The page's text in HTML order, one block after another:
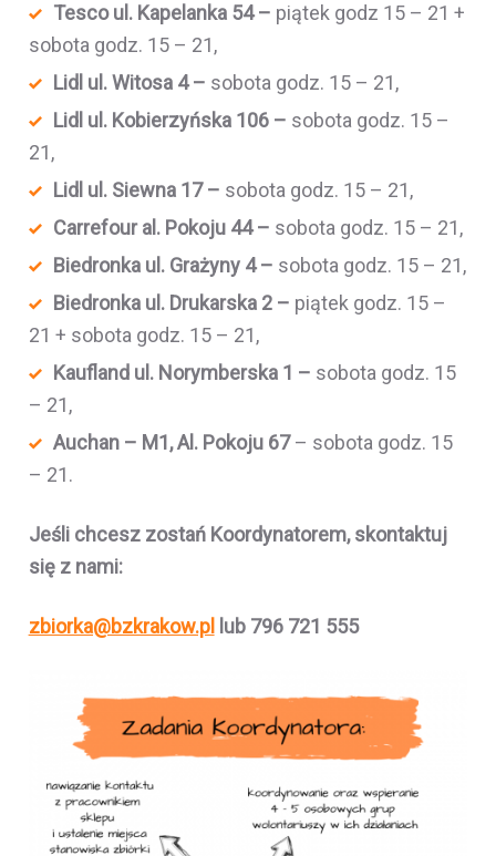
Tesco ul. Kapelanka 54 – piątek godz 15 – 21 +
sobota godz. 15 – 21,
Lidl ul. Witosa 4 – sobota godz. 15 – 21,
Lidl ul. Kobierzyńska 106 – sobota godz. 15 –
21,
Lidl ul. Siewna 17 – sobota godz. 15 – 21,
Carrefour al. Pokoju 44 – sobota godz. 15 – 21,
Biedronka ul. Grażyny 4 – sobota godz. 15 – 21,
Biedronka ul. Drukarska 2 – piątek godz. 15 –
21 + sobota godz. 15 – 21,
Kaufland ul. Norymberska 1 – sobota godz. 15
– 21,
Auchan – M1, Al. Pokoju 67– sobota godz. 15
– 21.
Jeśli chcesz zostań Koordynatorem, skontaktuj
się z nami:
zbiorka@bzkrakow.pl lub 796 721 555